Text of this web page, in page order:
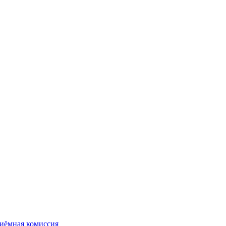
комиссия